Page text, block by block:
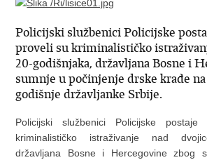
Policijski službenici Policijske
proveli su kriminalističko
20-godišnjaka, državljana Bosne i
sumnje u počinjenje drske krađe
godišnje državljanke Srbije.
Policijski službenici Policijske
kriminalističko istraživanje nad
državljana Bosne i Hercegovine zbog